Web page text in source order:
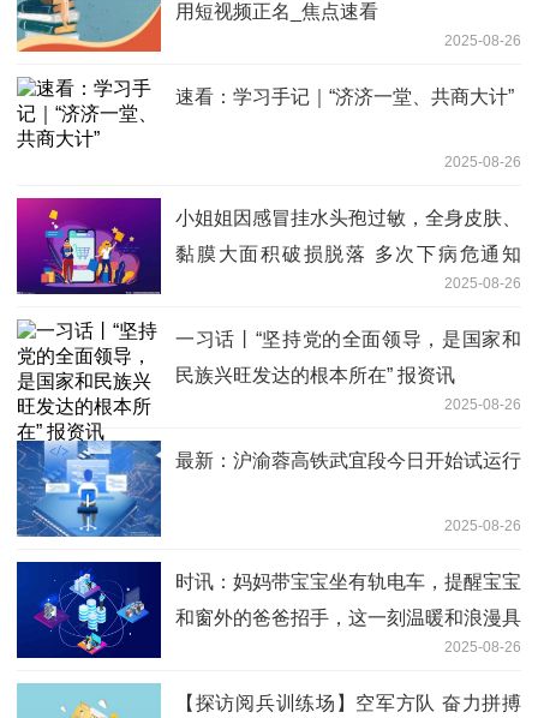
用短视频正名_焦点速看
2025-08-26
速看：学习手记｜“济济一堂、共商大计”
2025-08-26
小姐姐因感冒挂水头孢过敏，全身皮肤、
黏膜大面积破损脱落 多次下病危通知
书，所有用药身体不能吸收|每日头条
2025-08-26
一习话丨“坚持党的全面领导，是国家和
民族兴旺发达的根本所在” 报资讯
2025-08-26
最新：沪渝蓉高铁武宜段今日开始试运行
2025-08-26
时讯：妈妈带宝宝坐有轨电车，提醒宝宝
和窗外的爸爸招手，这一刻温暖和浪漫具
2025-08-26
【探访阅兵训练场】空军方队 奋力拼搏